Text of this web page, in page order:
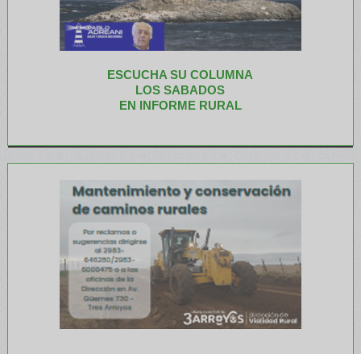
ESCUCHA SU COLUMNA
LOS SABADOS
EN INFORME RURAL